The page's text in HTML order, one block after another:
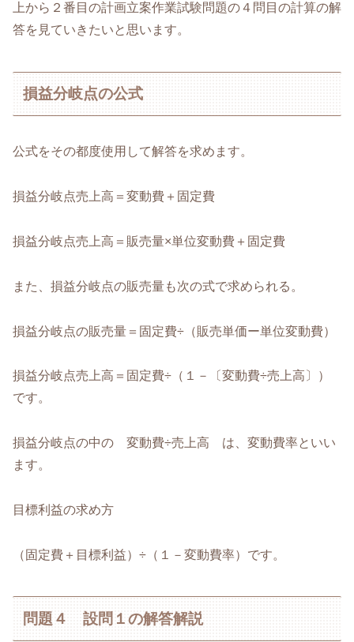
上から２番目の計画立案作業試験問題の４問目の計算の解
答を見ていきたいと思います。
損益分岐点の公式
公式をその都度使用して解答を求めます。
損益分岐点売上高＝変動費＋固定費
損益分岐点売上高＝販売量×単位変動費＋固定費
また、損益分岐点の販売量も次の式で求められる。
損益分岐点の販売量＝固定費÷（販売単価ー単位変動費）
損益分岐点売上高＝固定費÷（１－〔変動費÷売上高〕）
です。
損益分岐点の中の 変動費÷売上高 は、変動費率といい
ます。
目標利益の求め方
（固定費＋目標利益）÷（１－変動費率）です。
問題４ 設問１の解答解説